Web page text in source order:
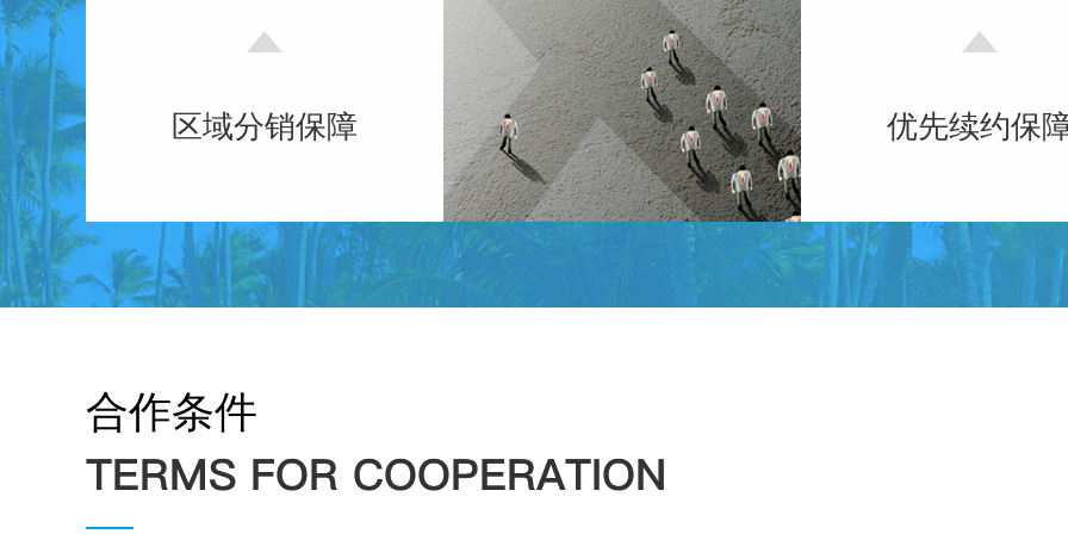
区域分销保障 优先续约保
合作条件